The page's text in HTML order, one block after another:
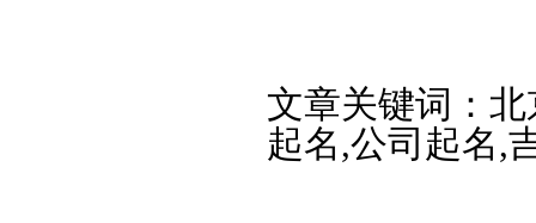
文章关键词：
起名,公司起名,